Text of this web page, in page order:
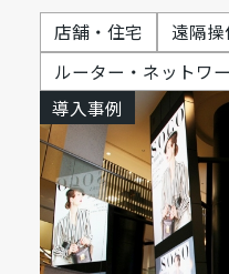
店舗・住宅
遠隔
ルーター・ネットワ
導入事例